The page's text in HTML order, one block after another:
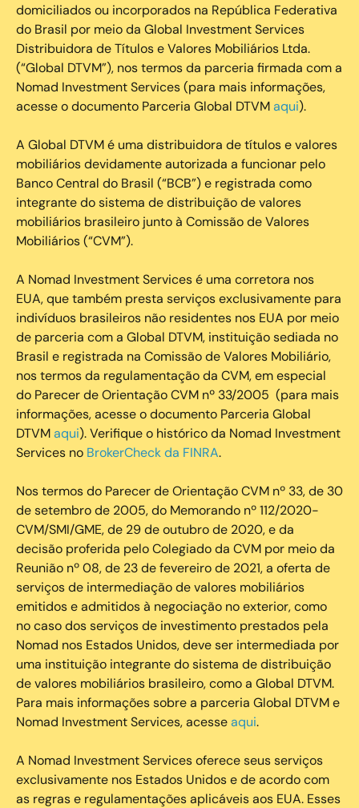
domiciliados ou incorporados na República Federativa
do Brasil por meio da Global Investment Services
Distribuidora de Títulos e Valores Mobiliários Ltda.
(“Global DTVM”), nos termos da parceria firmada com a
Nomad Investment Services (para mais informações,
acesse o documento Parceria Global DTVMaqui).
A Global DTVM é uma distribuidora de títulos e valores
mobiliários devidamente autorizada a funcionar pelo
Banco Central do Brasil (“BCB”) e registrada como
integrante do sistema de distribuição de valores
mobiliários brasileiro junto à Comissão de Valores
Mobiliários (“CVM”).
‍A Nomad Investment Services é uma corretora nos
EUA, que também presta serviços exclusivamente para
indivíduos brasileiros não residentes nos EUA por meio
de parceria com a Global DTVM, instituição sediada no
Brasil e registrada na Comissão de Valores Mobiliário,
nos termos da regulamentação da CVM, em especial
do Parecer de Orientação CVM nº 33/2005 (para mais
informações, acesse o documento Parceria Global
DTVMaqui). Verifique o histórico da Nomad Investment
Services no BrokerCheck da FINRA.
Nos termos do Parecer de Orientação CVM nº 33, de 30
de setembro de 2005, do Memorando nº 112/2020-
CVM/SMI/GME, de 29 de outubro de 2020, e da
decisão proferida pelo Colegiado da CVM por meio da
Reunião nº 08, de 23 de fevereiro de 2021, a oferta de
serviços de intermediação de valores mobiliários
emitidos e admitidos à negociação no exterior, como
no caso dos serviços de investimento prestados pela
Nomad nos Estados Unidos, deve ser intermediada por
uma instituição integrante do sistema de distribuição
de valores mobiliários brasileiro, como a Global DTVM.
Para mais informações sobre a parceria Global DTVM e
Nomad Investment Services, acesseaqui.
A Nomad Investment Services oferece seus serviços
exclusivamente nos Estados Unidos e de acordo com
as regras e regulamentações aplicáveis aos EUA. Esses